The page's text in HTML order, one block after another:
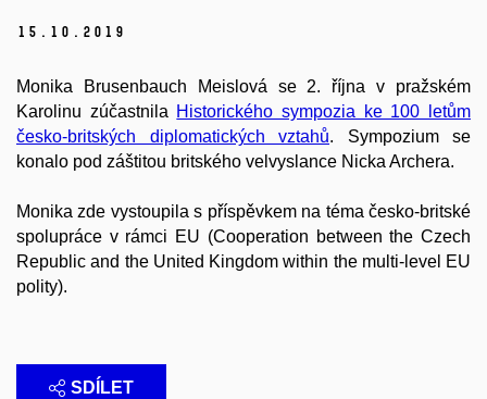
15. 10. 2019
Monika Brusenbauch Meislová se 2. října v pražském
Karolinu zúčastnila Historického sympozia ke 100 letům
česko-britských diplomatických vztahů. Sympozium se
konalo pod záštitou britského velvyslance Nicka Archera.
Monika zde vystoupila s příspěvkem na téma česko-britské
spolupráce v rámci EU (Cooperation between the Czech
Republic and the United Kingdom within the multi-level EU
polity).
SDÍLET